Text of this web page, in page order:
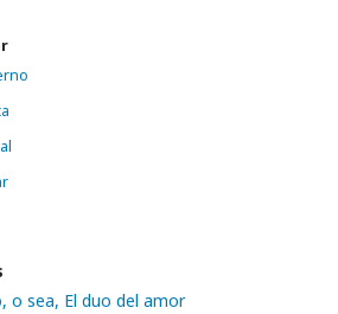
o sea, El duo del amor